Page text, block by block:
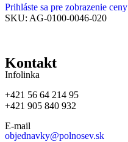
Prihláste sa pre zobrazenie ceny
SKU: AG-0100-0046-020
Kontakt
Infolinka
+421 56 64 214 95
+421 905 840 932
E-mail
objednavky@polnosev.sk